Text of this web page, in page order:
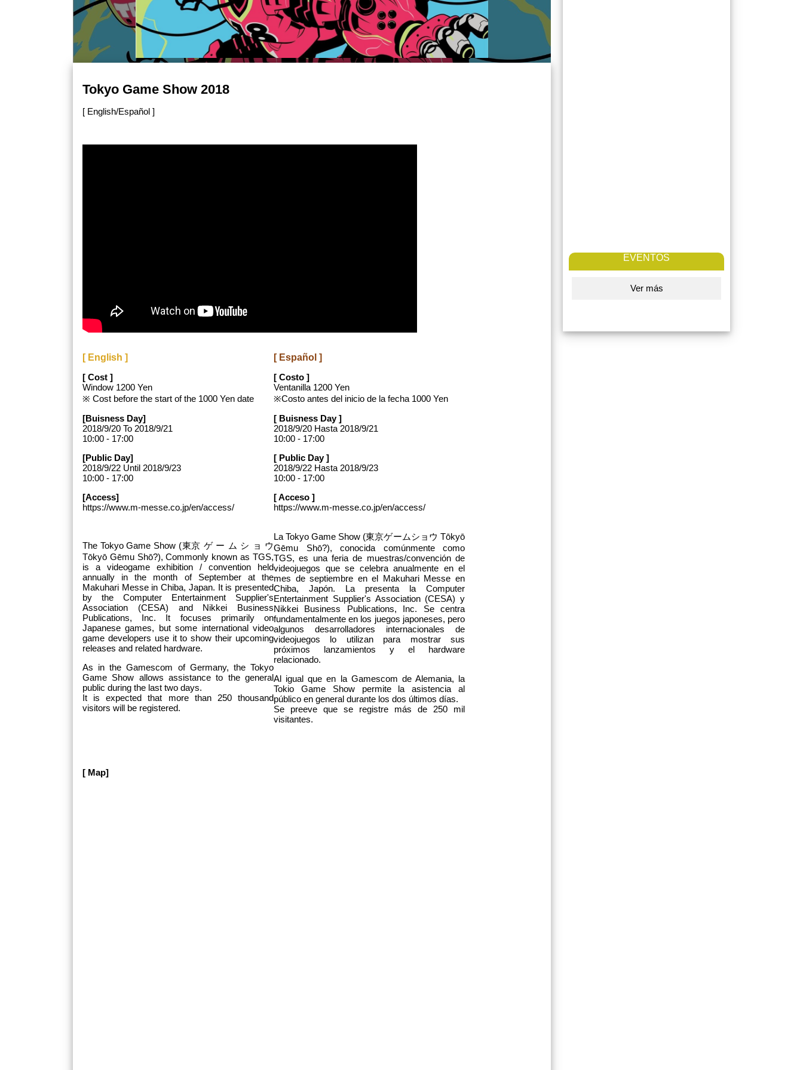
Tokyo Game Show 2018
[ English/Español ]
[ English ]
[ Cost ]
Window 1200 Yen
※ Cost before the start of the 1000 Yen date
[Buisness Day]
2018/9/20 To 2018/9/21
10:00 - 17:00
[Public Day]
2018/9/22 Until 2018/9/23
10:00 - 17:00
[Access]
https://www.m-messe.co.jp/en/access/
The Tokyo Game Show (東京 ゲ ー ム シ ョ ウ
Tōkyō Gēmu Shō?), Commonly known as TGS,
is a videogame exhibition / convention held
annually in the month of September at the
Makuhari Messe in Chiba, Japan. It is presented
by the Computer Entertainment Supplier's
Association (CESA) and Nikkei Business
Publications, Inc. It focuses primarily on
Japanese games, but some international video
game developers use it to show their upcoming
releases and related hardware.
As in the Gamescom of Germany, the Tokyo
Game Show allows assistance to the general
public during the last two days.
It is expected that more than 250 thousand
visitors will be registered.
[ Español ]
[ Costo ]
Ventanilla 1200 Yen
※Costo antes del inicio de la fecha 1000 Yen
[ Buisness Day ]
2018/9/20 Hasta 2018/9/21
10:00 - 17:00
[ Public Day ]
2018/9/22 Hasta 2018/9/23
10:00 - 17:00
[ Acceso ]
https://www.m-messe.co.jp/en/access/
La Tokyo Game Show (東京ゲームショウ Tōkyō
Gēmu Shō?), conocida comúnmente como
TGS, es una feria de muestras/convención de
videojuegos que se celebra anualmente en el
mes de septiembre en el Makuhari Messe en
Chiba, Japón. La presenta la Computer
Entertainment Supplier's Association (CESA) y
Nikkei Business Publications, Inc. Se centra
fundamentalmente en los juegos japoneses, pero
algunos desarrolladores internacionales de
videojuegos lo utilizan para mostrar sus
próximos lanzamientos y el hardware
relacionado.
Al igual que en la Gamescom de Alemania, la
Tokio Game Show permite la asistencia al
público en general durante los dos últimos días.
Se preeve que se registre más de 250 mil
visitantes.
[ Map]
EVENTOS
Ver más